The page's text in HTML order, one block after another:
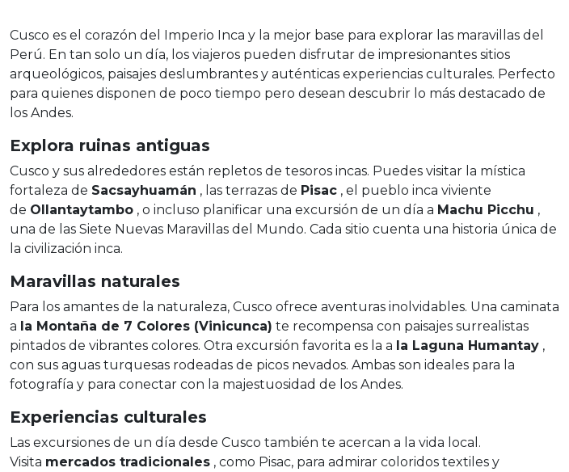
Cusco es el corazón del Imperio Inca y la mejor base para explorar las maravillas del
Perú. En tan solo un día, los viajeros pueden disfrutar de impresionantes sitios
arqueológicos, paisajes deslumbrantes y auténticas experiencias culturales. Perfecto
para quienes disponen de poco tiempo pero desean descubrir lo más destacado de
los Andes.
Explora ruinas antiguas
Cusco y sus alrededores están repletos de tesoros incas. Puedes visitar la mística
fortaleza de Sacsayhuamán , las terrazas de Pisac , el pueblo inca viviente
de Ollantaytambo , o incluso planificar una excursión de un día a Machu Picchu ,
una de las Siete Nuevas Maravillas del Mundo. Cada sitio cuenta una historia única de
la civilización inca.
Maravillas naturales
Para los amantes de la naturaleza, Cusco ofrece aventuras inolvidables. Una caminata
a la Montaña de 7 Colores (Vinicunca) te recompensa con paisajes surrealistas
pintados de vibrantes colores. Otra excursión favorita es la a la Laguna Humantay ,
con sus aguas turquesas rodeadas de picos nevados. Ambas son ideales para la
fotografía y para conectar con la majestuosidad de los Andes.
Experiencias culturales
Las excursiones de un día desde Cusco también te acercan a la vida local.
Visita mercados tradicionales , como Pisac, para admirar coloridos textiles y